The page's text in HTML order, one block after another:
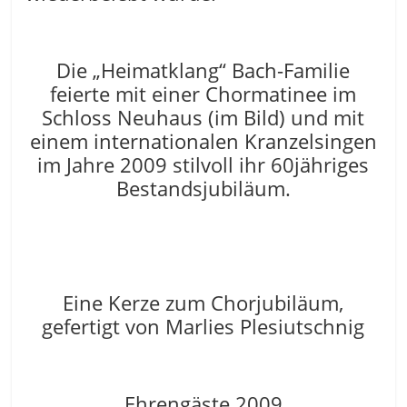
Die „Heimatklang“ Bach-Familie
feierte mit einer Chormatinee im
Schloss Neuhaus (im Bild) und mit
einem internationalen Kranzelsingen
im Jahre 2009 stilvoll ihr 60jähriges
Bestandsjubiläum.
Eine Kerze zum Chorjubiläum,
gefertigt von Marlies Plesiutschnig